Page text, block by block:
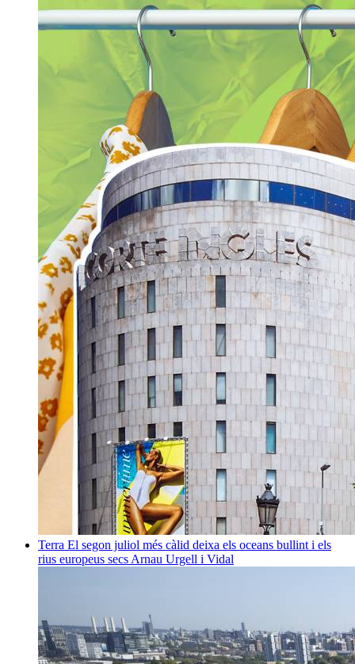
Terra El segon juliol més càlid deixa els oceans bullint i els
rius europeus secs Arnau Urgell i Vidal